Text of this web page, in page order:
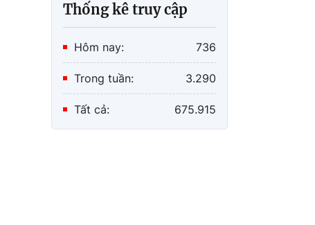
minh
Hội đồng PBGDPL cấp xã
là định chế cần thiết,
nhưng không được làm
tăng biên chế
Thống kê truy cập
Hôm nay: 736
Trong tuần: 3.290
Tất cả: 675.915